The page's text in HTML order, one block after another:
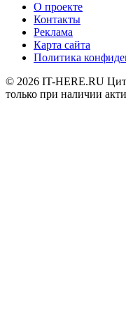
О проекте
Контакты
Реклама
Карта сайта
Политика
© 2026 IT-HERE.RU
только при наличии